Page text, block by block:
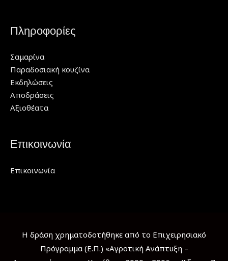
Πληροφορίες
Σαμαρίνα
Παραδοσιακή κουζίνα
Εκδηλώσεις
Αποδράσεις
Αξιοθέατα
Επικοινωνία
Επικοινωνία
Η δράση χρηματοδοτήθηκε από το Επιχειρησιακό
Πρόγραμμα (Ε.Π.) «Αγροτική Ανάπτυξη –